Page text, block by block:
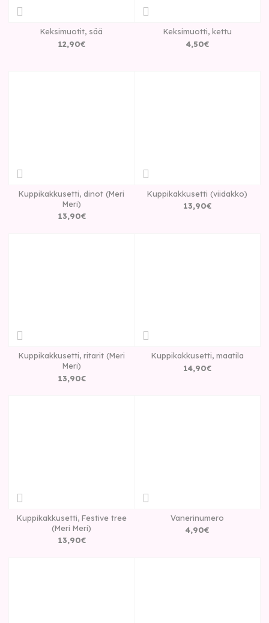
Keksimuotit, sää
12,90€
Keksimuotti, kettu
4,50€
Kuppikakkusetti, dinot (Meri
Meri)
13,90€
Kuppikakkusetti (viidakko)
13,90€
Kuppikakkusetti, ritarit (Meri
Meri)
13,90€
Kuppikakkusetti, maatila
14,90€
Kuppikakkusetti, Festive tree
(Meri Meri)
13,90€
Vanerinumero
4,90€